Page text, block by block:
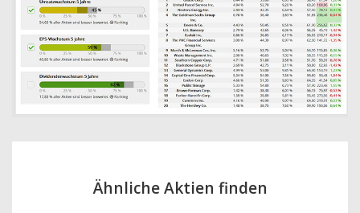
Ähnliche Aktien finden